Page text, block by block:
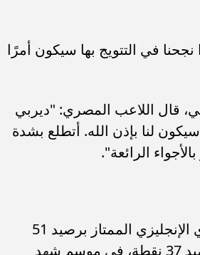
في التتويج بها سيكون أمرًا
قال اللاعب المصري: "ديربي
لنا بإذن الله. أتطلع بشدة
الرائعة".
ويحتل مانشستر سيتي المركز الخامس في جدول ترتيب الدوري الإنجليزي الممتاز برصيد 51
نقطة، فيما يتواجد مانشستر يونايتد في المركز الثالث عشر برصيد 37 نقطة، في موسم شهد